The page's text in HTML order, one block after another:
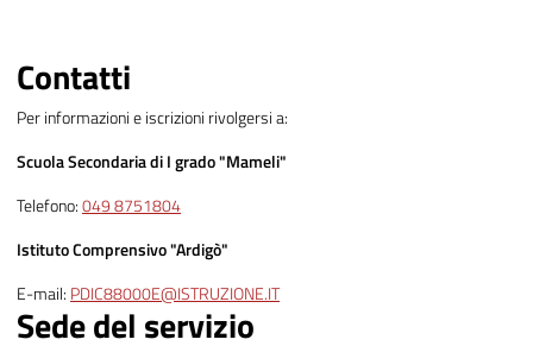
Contatti
Per informazioni e iscrizioni rivolgersi a:
Scuola Secondaria di I grado "Mameli"
Telefono:049 8751804
Istituto Comprensivo "Ardigò"
E-mail: PDIC88000E@ISTRUZIONE.IT
Sede del servizio